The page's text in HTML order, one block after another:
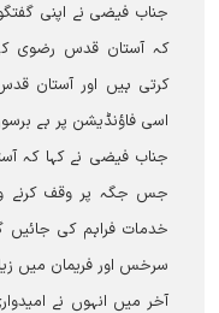
جناب فیضی نے اپنی
کہ آستان قدس رضوی
کرتی ہیں اور آستان
اسی فاؤنڈیشن پر ہے
جناب فیضی نے کہا کہ
جس جگہ پر وقف کرنے
خدمات فراہم کی جائیں
سرخس اور فریمان میں
آخر میں انہوں نے